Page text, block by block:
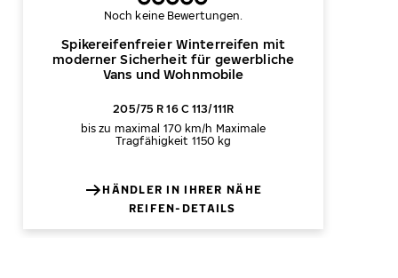
Spikereifenfreier Winterreifen mit
moderner Sicherheit für gewerbliche
Vans und Wohnmobile
Noch keine Bewertungen.
205/75 R 16 C 113/111R
bis zu maximal 170 km/h Maximale
Tragfähigkeit 1150 kg
HÄNDLER IN IHRER NÄHE
REIFEN-DETAILS